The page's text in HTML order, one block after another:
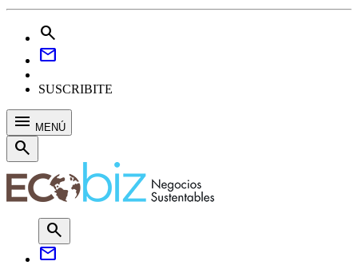
search
mail
SUSCRIBITE
menu MENÚ
search
search
mail